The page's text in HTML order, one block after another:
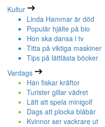
Kultur
Linda Hammar är död
Populär hjälte på bio
Hon ska dansa i tv
Titta på viktiga maskiner
Tips på lättlästa böcker
Vardags
Han fiskar kräftor
Turister gillar vädret
Lätt att spela minigolf
Dags att plocka blåbär
Kvinnor ser vackrare ut